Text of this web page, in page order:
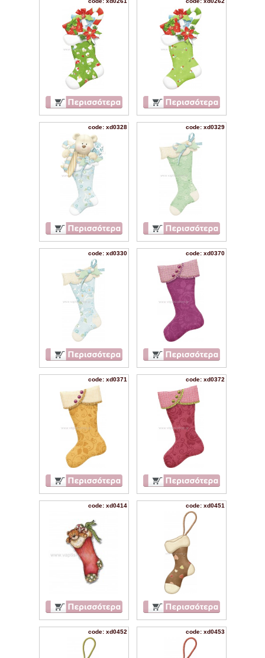
code: xd0328 code: xd0329
code: xd0330 code: xd0370
code: xd0371 code: xd0372
code: xd0414 code: xd0451
code: xd0452 code: xd0453